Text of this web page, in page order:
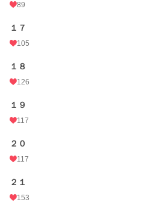
89
１７
105
１８
126
１９
117
２０
117
２１
153